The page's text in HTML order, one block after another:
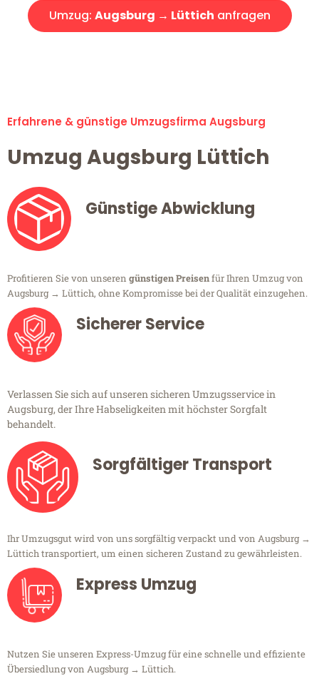
Umzug: Augsburg → Lüttich anfragen
Erfahrene & günstige Umzugsfirma Augsburg
Umzug Augsburg Lüttich
Günstige Abwicklung
Profitieren Sie von unseren günstigen Preisenfür Ihren Umzug von
Augsburg → Lüttich, ohne Kompromisse bei der Qualität einzugehen.
Sicherer Service
Verlassen Sie sich auf unseren sicheren Umzugsservice in
Augsburg, der Ihre Habseligkeiten mit höchster Sorgfalt
behandelt.
Sorgfältiger Transport
Ihr Umzugsgut wird von uns sorgfältig verpackt und von Augsburg →
Lüttich transportiert, um einen sicheren Zustand zu gewährleisten.
Express Umzug
Nutzen Sie unseren Express-Umzug für eine schnelle und effiziente
Übersiedlung von Augsburg → Lüttich.